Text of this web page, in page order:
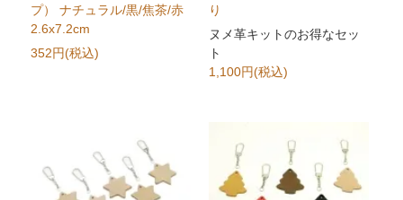
プ） ナチュラル/黒/焦茶/赤
2.6x7.2cm
352円(税込)
り
ヌメ革キットのお得なセッ
ト
1,100円(税込)